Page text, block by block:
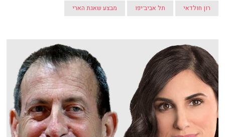
רון חולדאי תל אביב־יפו מבצע שאגת הארי